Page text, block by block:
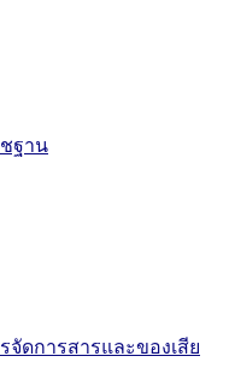
ฐาน
จัดการสารและของเสีย